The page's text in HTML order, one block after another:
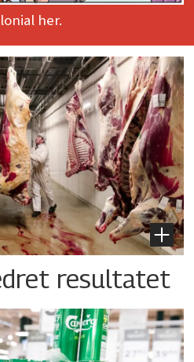
her.
resultatet